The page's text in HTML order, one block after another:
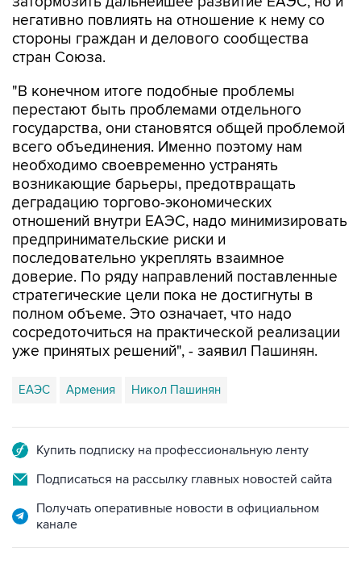
негативно повлиять на отношение к нему со
стороны граждан и делового сообщества
стран Союза.
"В конечном итоге подобные проблемы
перестают быть проблемами отдельного
государства, они становятся общей проблемой
всего объединения. Именно поэтому нам
необходимо своевременно устранять
возникающие барьеры, предотвращать
деградацию торгово-экономических
отношений внутри ЕАЭС, надо минимизировать
предпринимательские риски и
последовательно укреплять взаимное
доверие. По ряду направлений поставленные
стратегические цели пока не достигнуты в
полном объеме. Это означает, что надо
сосредоточиться на практической реализации
уже принятых решений", - заявил Пашинян.
ЕАЭС Армения Никол Пашинян
Купить подписку на профессиональную ленту
Подписаться на рассылку главных новостей сайта
Получать оперативные новости в официальном
канале